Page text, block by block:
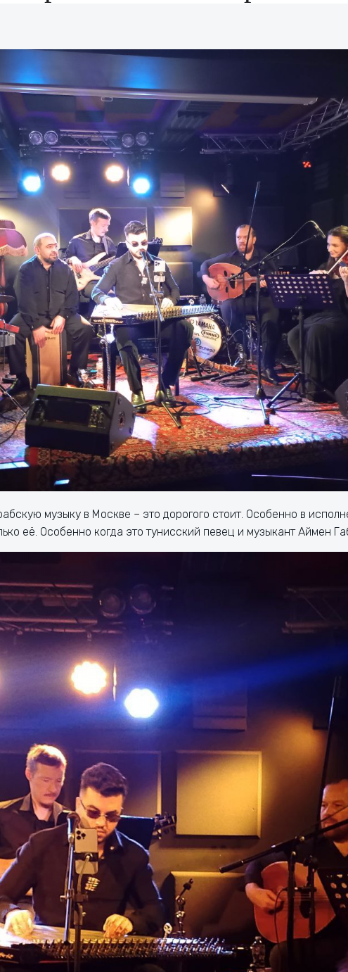
музыку в Москве – это дорогого стоит. Особенно в
её. Особенно когда это тунисский певец и музыкант Аймен